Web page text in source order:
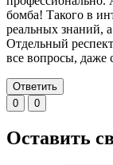
бомба! Такого в
реальных знаний,
Отдельный
все вопросы, даже
Ответить
0
0
Оставить